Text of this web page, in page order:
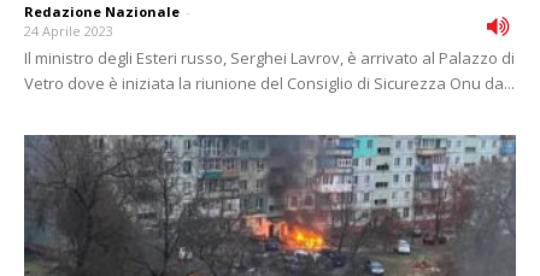
Redazione Nazionale -
24 Aprile 2023
Il ministro degli Esteri russo, Serghei Lavrov, è arrivato al Palazzo di
Vetro dove è iniziata la riunione del Consiglio di Sicurezza Onu da...